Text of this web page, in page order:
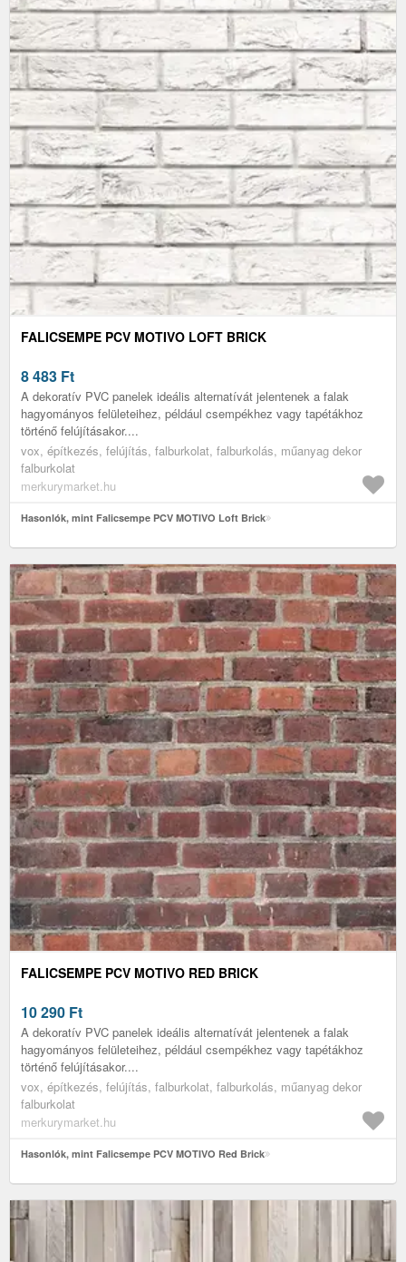
FALICSEMPE PCV MOTIVO LOFT BRICK
8 483 Ft
A dekoratív PVC panelek ideális alternatívát jelentenek a falak
hagyományos felületeihez, például csempékhez vagy tapétákhoz
történő felújításakor....
vox, építkezés, felújítás, falburkolat, falburkolás, műanyag dekor
falburkolat
merkurymarket.hu
Hasonlók, mint Falicsempe PCV MOTIVO Loft Brick
FALICSEMPE PCV MOTIVO RED BRICK
10 290 Ft
A dekoratív PVC panelek ideális alternatívát jelentenek a falak
hagyományos felületeihez, például csempékhez vagy tapétákhoz
történő felújításakor....
vox, építkezés, felújítás, falburkolat, falburkolás, műanyag dekor
falburkolat
merkurymarket.hu
Hasonlók, mint Falicsempe PCV MOTIVO Red Brick